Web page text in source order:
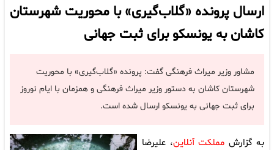
ارسال پرونده «گلاب‌گیری» با محوریت شهرستان
کاشان به یونسکو برای ثبت جهانی
مشاور وزیر میراث فرهنگی گفت: پرونده «گلاب‌گیری» با محوریت
شهرستان کاشان به دستور وزیر میراث فرهنگی و همزمان با ایام نوروز
برای ثبت جهانی به یونسکو ارسال شده است.
به گزارش مملکت آنلاین، علیرضا